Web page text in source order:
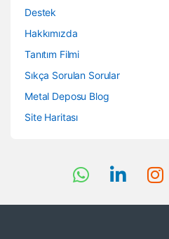
Destek
Hakkımızda
Tanıtım Filmi
Sıkça Sorulan Sorular
Metal Deposu Blog
Site Haritası